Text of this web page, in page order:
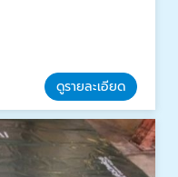
ดูรายละเอียด